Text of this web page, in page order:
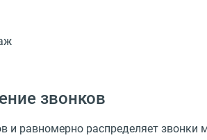
звонков
и равномерно распределяет